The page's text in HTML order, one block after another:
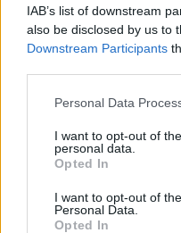
IAB’s list of downstream
also be disclosed by us to
Downstream Participants
Personal Data
I want to opt-out of
personal data.
Opted In
I want to opt-out of
Personal Data.
Opted In
Οι γιατροί απαιτούν:
• Απόσυρση των
μεταφορά
Ωνάσειο.
εργαστηρίων
του ΕΣΥ.